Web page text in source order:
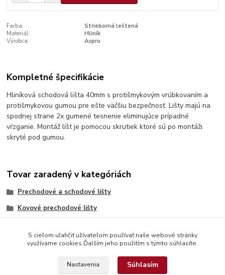
Farba:
Strieborná leštená
Materiál:
Hliník
Výrobca:
Aspro
Kompletné špecifikácie
Hliníková schodová lišta 40mm s protišmykovým vrúbkovaním a
protišmykovou gumou pre ešte väčšiu bezpečnosť. Lišty majú na
spodnej strane 2x gumené tesnenie eliminujúce prípadné
vŕzganie. Montáž líšt je pomocou skrutiek ktoré sú po montáži
skryté pod gumou.
Tovar zaradený v kategóriách
Prechodové a schodové lišty
Kovové prechodové lišty
S cieľom uľahčiť užívateľom používať naše webové stránky
využívame cookies.Ďalším jeho použitím s týmto súhlasíte.
Nastavenia Súhlasím